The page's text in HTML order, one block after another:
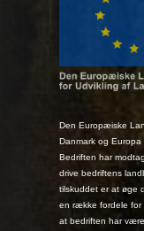
Den Europæiske
Danmark og Europa
Bedriften har
drive bedriftens
tilskuddet er at øge
en række fordele for
at bedriften har